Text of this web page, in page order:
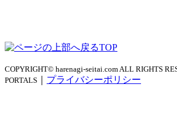
TOP
COPYRIGHT© harenagi-seitai.com ALL RIGHTS
PORTALS
プライバシーポリシー